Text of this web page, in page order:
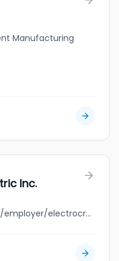
Manufacturing
Inc.
jobbank.gc.ca/browsejobs/employer/electrocraft+electric+inc./ca